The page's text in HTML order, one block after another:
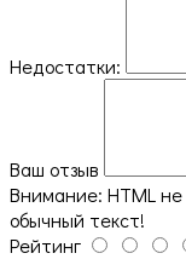
Недостатки:
Ваш отзыв
Внимание: HTML
обычный текст!
Рейтинг